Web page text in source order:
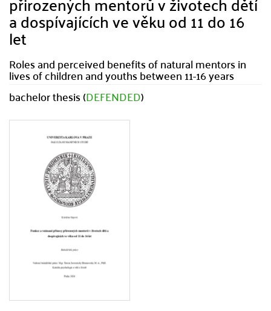
a dospívajících ve věku od 11 do 16
let
Roles and perceived benefits of natural mentors in
lives of children and youths between 11-16 years
bachelor thesis (DEFENDED)